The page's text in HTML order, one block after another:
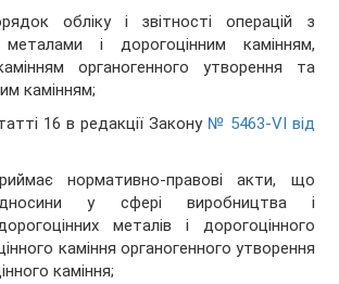
обліку і звітності операцій з
металами і дорогоцінним камінням,
органогенного утворення та
камінням;
16 в редакції Закону № 5463-VI від
нормативно-правові акти, що
у сфері виробництва і
металів і дорогоцінного
каміння органогенного утворення
каміння;